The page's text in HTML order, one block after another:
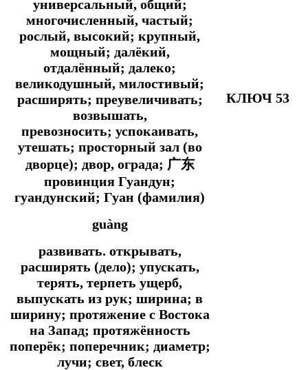
универсальный, общий;
многочисленный, частый;
рослый, высокий; крупный,
мощный; далёкий,
отдалённый; далеко;
великодушный, милостивый;
расширять; преувеличивать;
возвышать,
превозносить; успокаивать,
утешать; просторный зал (во
дворце); двор, ограда; 广东
провинция Гуандун;
гуандунский; Гуан (фамилия)
guàng
развивать. открывать,
расширять (дело); упускать,
терять, терпеть ущерб,
выпускать из рук; ширина; в
ширину; протяжение с Востока
на Запад; протяжённость
поперёк; поперечник; диаметр;
лучи; свет, блеск
КЛЮЧ 53